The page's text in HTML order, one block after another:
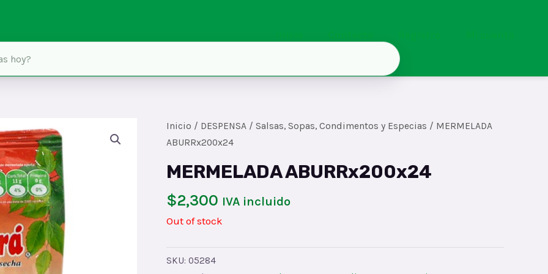
Inicio / DESPENSA / Salsas, Sopas, Condimentos y Especias / MERMELADA
ABURRx200x24
MERMELADA ABURRx200x24
$2,300 IVA incluido
Out of stock
SKU: 05284